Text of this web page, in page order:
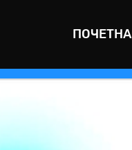
ПОЧЕТНА